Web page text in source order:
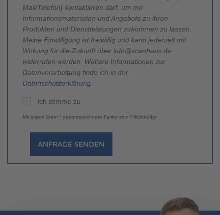
Mail/Telefon) kontaktieren darf, um mir
Informationsmaterialien und Angebote zu ihren
Produkten und Dienstleistungen zukommen zu lassen.
Meine Einwilligung ist freiwillig und kann jederzeit mit
Wirkung für die Zukunft über info@scanhaus.de
widerrufen werden. Weitere Informationen zur
Datenverarbeitung finde ich in der
Datenschutzerklärung
Ich stimme zu.
Mit einem Stern * gekennzeichnete Felder sind Pflichtfelder
ANFRAGE SENDEN